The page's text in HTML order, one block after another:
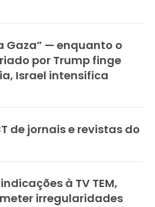
Gaza” — enquanto o
por Trump finge
Israel intensifica
de jornais e revistas do
à TV TEM,
irregularidades